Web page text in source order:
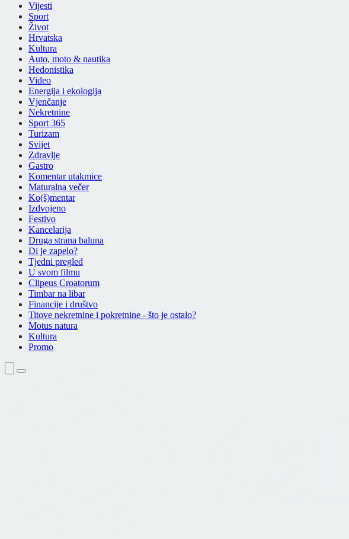
Vijesti
Sport
Život
Hrvatska
Kultura
Auto, moto & nautika
Hedonistika
Video
Energija i ekologija
Vjenčanje
Nekretnine
Sport 365
Turizam
Svijet
Zdravlje
Gastro
Komentar utakmice
Maturalna večer
Ko(š)mentar
Izdvojeno
Festivo
Kancelarija
Druga strana baluna
Di je zapelo?
Tjedni pregled
U svom filmu
Clipeus Croatorum
Timbar na libar
Financije i društvo
Titove nekretnine i pokretnine - što je ostalo?
Motus natura
Kultura
Promo